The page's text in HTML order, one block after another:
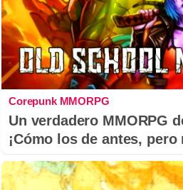
Corepunk MMORPG
Un verdadero MMORPG
¡Cómo los de antes, pero